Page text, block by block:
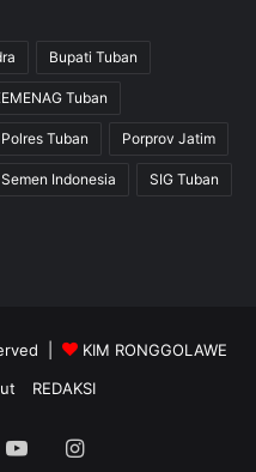
Bupati Tuban
Tuban
Polres Tuban Porprov Jatim
Semen Indonesia SIG Tuban
|
KIM RONGGOLAWE
REDAKSI
YouTubeInstagram